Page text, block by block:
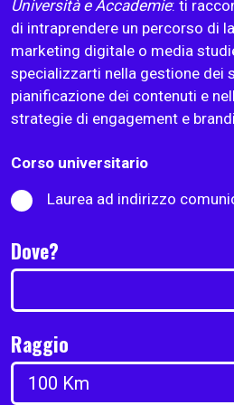
Università e Accademie: ti
di intraprendere un percorso di
marketing digitale o media
specializzarti nella gestione dei
pianificazione dei contenuti e
strategie di engagement e
Corso universitario
Laurea ad indirizzo
Dove?
Raggio